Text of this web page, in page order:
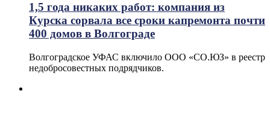
1,5 года никаких работ: компания из
Курска сорвала все сроки капремонта почти
400 домов в Волгограде
Волгоградское УФАС включило ООО «СО.ЮЗ» в реестр
недобросовестных подрядчиков.